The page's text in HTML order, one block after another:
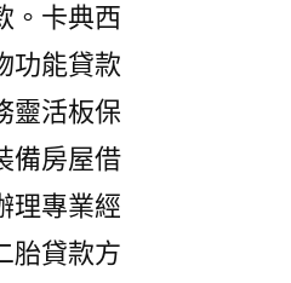
。卡典西
功能貸款
靈活板保
備房屋借
理專業經
胎貸款方